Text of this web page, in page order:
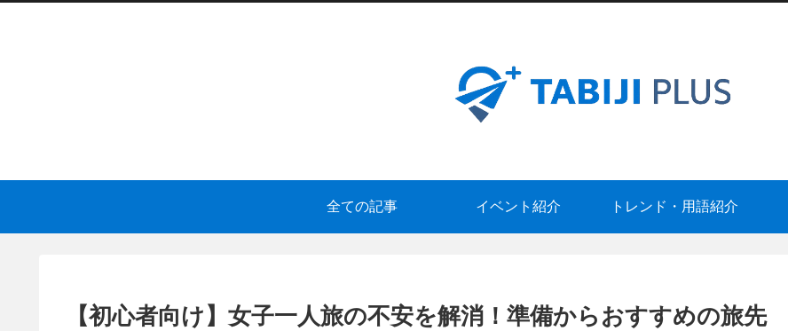
全ての記事 イベント紹介 トレンド・用語紹介
【初心者向け】女子一人旅の不安を解消！準備からおすすめの旅先